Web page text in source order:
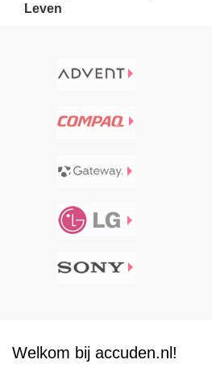
Leven
Welkom bij accuden.nl!